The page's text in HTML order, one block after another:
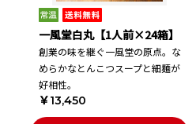
一風堂白丸【1人前×24箱】
創業の味を継ぐ一風堂の原点。な
めらかなとんこつスープと細麺が
好相性。
￥13,450